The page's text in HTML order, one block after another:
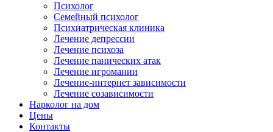
Психолог
Семейный психолог
Психиатрическая клиника
Лечение депрессии
Лечение психоза
Лечение панических атак
Лечение игромании
Лечение-интернет зависимости
Лечение созависимости
Нарколог на дом
Цены
Контакты